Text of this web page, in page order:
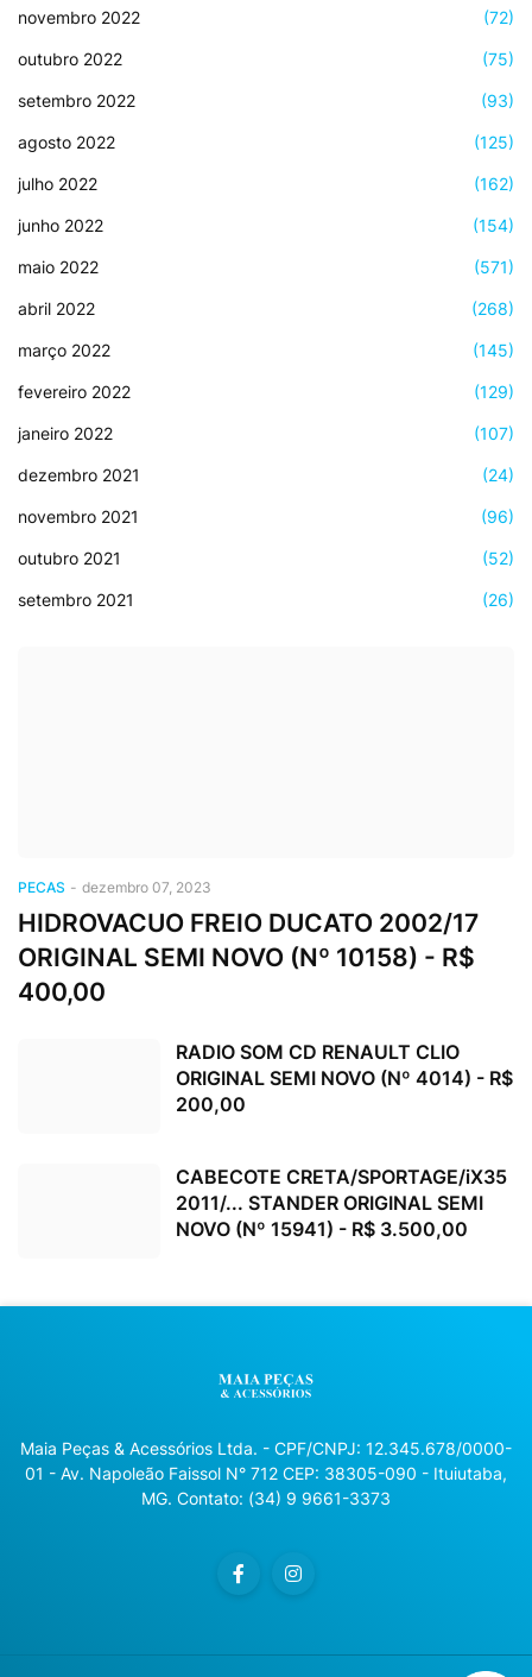
novembro 2022 (72)
outubro 2022 (75)
setembro 2022 (93)
agosto 2022 (125)
julho 2022 (162)
junho 2022 (154)
maio 2022 (571)
abril 2022 (268)
março 2022 (145)
fevereiro 2022 (129)
janeiro 2022 (107)
dezembro 2021 (24)
novembro 2021 (96)
outubro 2021 (52)
setembro 2021 (26)
PECAS - dezembro 07, 2023
HIDROVACUO FREIO DUCATO 2002/17
ORIGINAL SEMI NOVO (Nº 10158) - R$
400,00
RADIO SOM CD RENAULT CLIO
ORIGINAL SEMI NOVO (Nº 4014) - R$
200,00
CABECOTE CRETA/SPORTAGE/iX35
2011/... STANDER ORIGINAL SEMI
NOVO (Nº 15941) - R$ 3.500,00
Maia Peças & Acessórios Ltda. - CPF/CNPJ: 12.345.678/0000-
01 - Av. Napoleão Faissol N° 712 CEP: 38305-090 - Ituiutaba,
MG. Contato: (34) 9 9661-3373